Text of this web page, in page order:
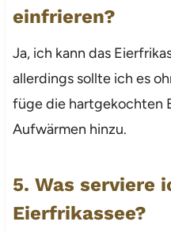
einfrieren?
Ja, ich kann das
allerdings sollte ich es
füge die hartgekochten
Aufwärmen hinzu.
5. Was serviere
Eierfrikassee?